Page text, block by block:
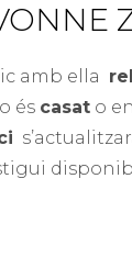
amb ella
és casat o